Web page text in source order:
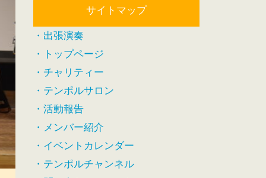
サイトマップ
・出張演奏
・トップページ
・チャリティー
・テンポルサロン
・活動報告
・メンバー紹介
・イベントカレンダー
・テンポルチャンネル